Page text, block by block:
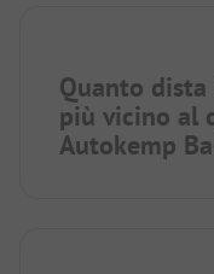
Quanto
più vicino al
Autokemp